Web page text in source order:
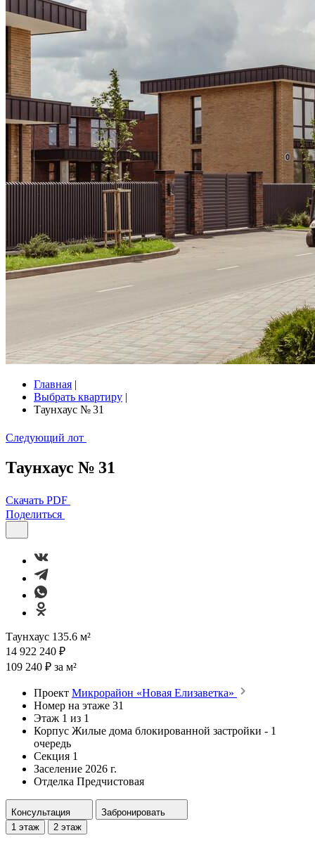
Главная |
Выбрать квартиру |
Таунхаус № 31
Следующий лот
Таунхаус № 31
Скачать PDF
Поделиться
Таунхаус 135.6 м²
14 922 240 ₽
109 240 ₽ за м²
Проект Микрорайон «Новая Елизаветка»
Номер на этаже 31
Этаж 1 из 1
Корпус Жилые дома блокированной застройки - 1
очередь
Секция 1
Заселение 2026 г.
Отделка Предчистовая
Консультация
Забронировать
1 этаж
2 этаж